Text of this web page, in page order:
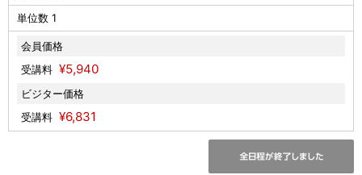
単位数 1
会員価格
受講料 ¥5,940
ビジター価格
受講料 ¥6,831